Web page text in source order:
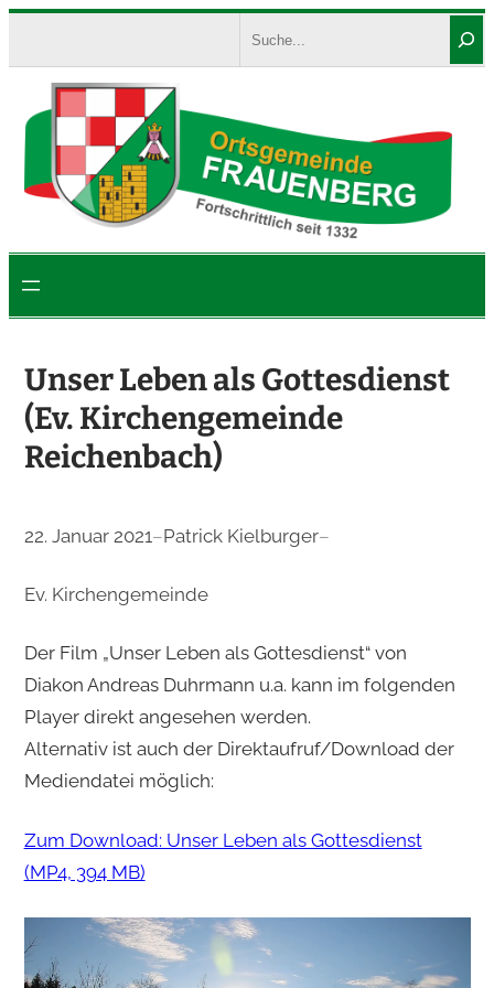
springen
Unser Leben als Gottesdienst
(Ev. Kirchengemeinde
Reichenbach)
22. Januar 2021–Patrick Kielburger–
Ev. Kirchengemeinde
Der Film „Unser Leben als Gottesdienst“ von
Diakon Andreas Duhrmann u.a. kann im folgenden
Player direkt angesehen werden.
Alternativ ist auch der Direktaufruf/Download der
Mediendatei möglich:
Zum Download: Unser Leben als Gottesdienst
(MP4, 394 MB)
i